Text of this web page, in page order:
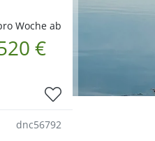
Woche ab
€
dnc56792